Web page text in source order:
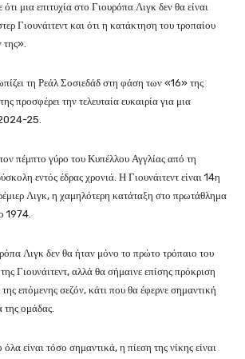
μια επιτυχία στο Γιουρόπα Λιγκ δεν θα είναι
Γιουνάιτεντ και ότι η κατάκτηση του τροπαίου
της».
τη Ρεάλ Σοσιεδάδ στη φάση των «16» της
προσφέρει την τελευταία ευκαιρία για μια
2024-25.
πέμπτο γύρο του Κυπέλλου Αγγλίας από τη
εντός έδρας χρονιά. Η Γιουνάιτεντ είναι 14η
Λιγκ, η χαμηλότερη κατάταξη στο πρωτάθλημα
1974.
Λιγκ δεν θα ήταν μόνο το πρώτο τρόπαιο του
Γιουνάιτεντ, αλλά θα σήμαινε επίσης πρόκριση
επόμενης σεζόν, κάτι που θα έφερνε σημαντική
ομάδας.
είναι τόσο σημαντικά, η πίεση της νίκης είναι